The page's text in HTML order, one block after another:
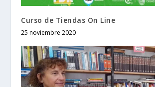
Curso de Tiendas On Line
25 noviembre 2020